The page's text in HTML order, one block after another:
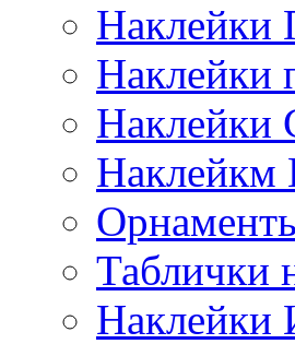
Наклейки
Наклейки
Наклейки
Наклейкм
Таблички
Наклейки